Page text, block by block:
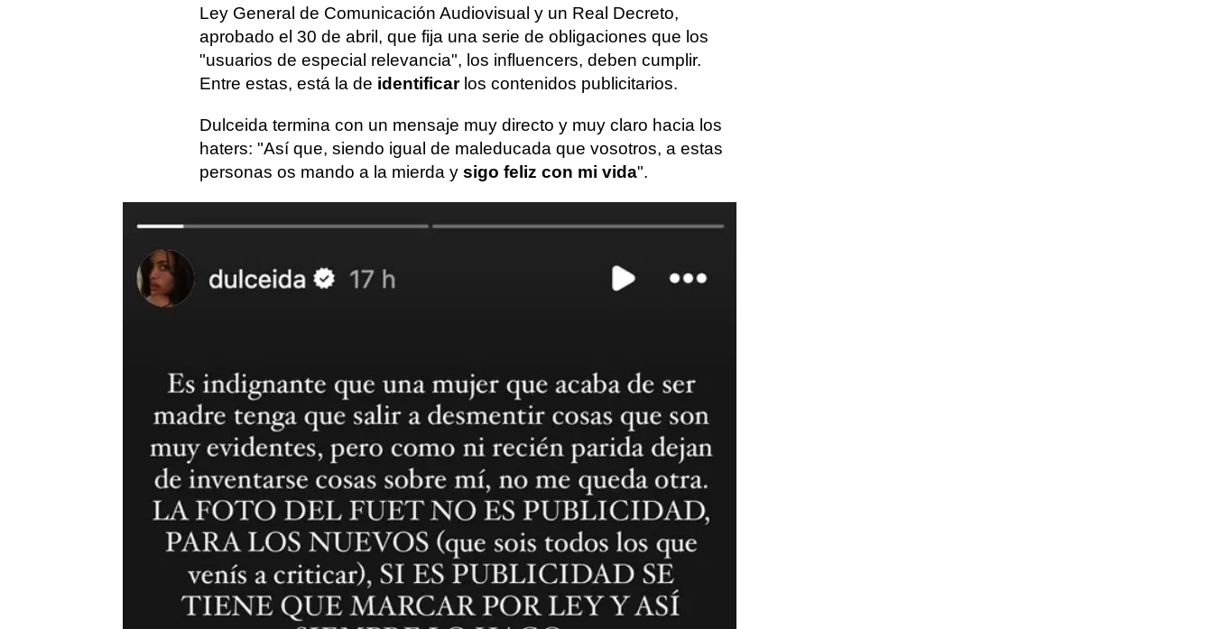
Ley General de Comunicación Audiovisual y un Real Decreto,
aprobado el 30 de abril, que fija una serie de obligaciones que los
"usuarios de especial relevancia", los influencers, deben cumplir.
Entre estas, está la de identificar los contenidos publicitarios.
Dulceida termina con un mensaje muy directo y muy claro hacia los
haters: "Así que, siendo igual de maleducada que vosotros, a estas
personas os mando a la mierda y sigo feliz con mi vida".